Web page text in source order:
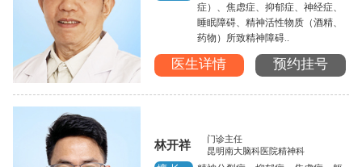
症）、焦虑症、抑郁症、神经症、
睡眠障碍、精神活性物质（酒精、
药物）所致精神障碍..
医生详情 预约挂号
林开祥
门诊主任
昆明南大脑科医院精神科